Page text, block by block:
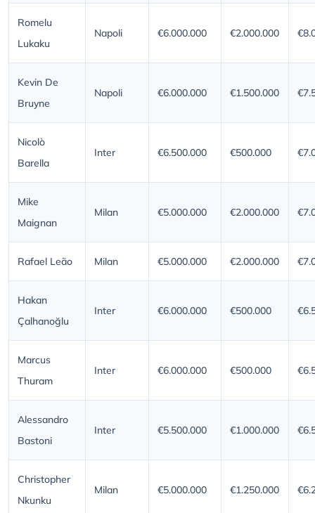
Romelu
Lukaku
Napoli €6.000.000 €2.000.000
Kevin De
Bruyne
Napoli €6.000.000 €1.500.000
Nicolò
Barella
Inter €6.500.000 €500.000
Mike
Maignan
Milan €5.000.000 €2.000.000
Rafael Leão Milan €5.000.000 €2.000.000
Hakan
Çalhanoğlu
Inter €6.000.000 €500.000
Marcus
Thuram
Inter €6.000.000 €500.000
Alessandro
Bastoni
Inter €5.500.000 €1.000.000
Christopher
Nkunku
Milan €5.000.000 €1.250.000